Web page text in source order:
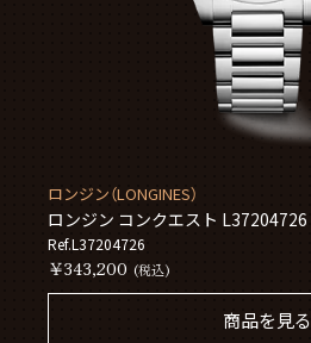
ロンジン（LONGINES）
ロンジン コンクエスト L37204726
Ref.L37204726
￥343,200 (税込)
商品を見る